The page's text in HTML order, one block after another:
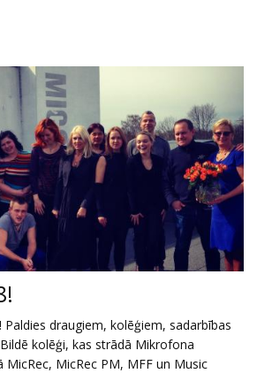
draugiem, kolēģiem, sadarbības
kolēģi, kas strādā Mikrofona
MicRec, MicRec PM, MFF un Music